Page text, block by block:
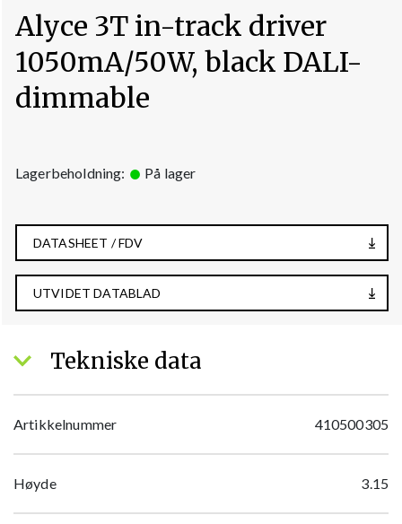
Alyce 3T in-track driver
1050mA/50W, black DALI-
dimmable
Lagerbeholdning: På lager
DATASHEET / FDV
UTVIDET DATABLAD
Tekniske data
Artikkelnummer 410500305
Høyde 3.15